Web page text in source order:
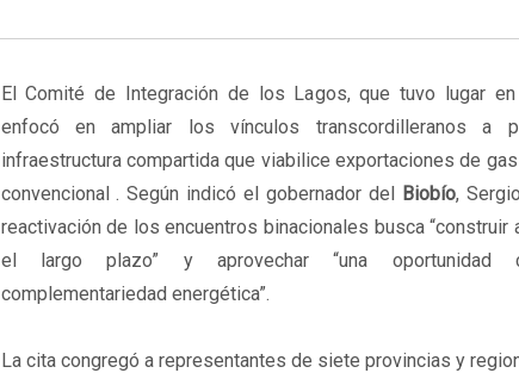
El Comité de Integración de los Lagos, que tuvo lugar en
enfocó en ampliar los vínculos transcordilleranos a
infraestructura compartida que viabilice exportaciones de
convencional . Según indicó el gobernador del Biobío, Sergio
reactivación de los encuentros binacionales busca “construir
el largo plazo” y aprovechar “una oportunidad
complementariedad energética”.
La cita congregó a representantes de siete provincias y